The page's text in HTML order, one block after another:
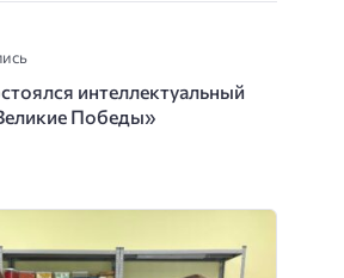
интеллектуальный
Победы»